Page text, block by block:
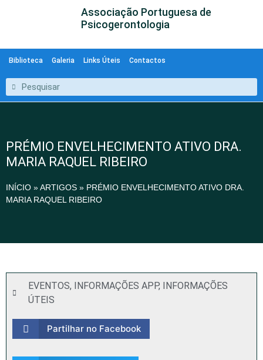
Associação Portuguesa de
Psicogerontologia
Biblioteca Galeria Links Úteis Contactos
PRÉMIO ENVELHECIMENTO ATIVO DRA.
MARIA RAQUEL RIBEIRO
INÍCIO »ARTIGOS » PRÉMIO ENVELHECIMENTO ATIVO DRA.
MARIA RAQUEL RIBEIRO
EVENTOS, INFORMAÇÕES APP, INFORMAÇÕES
ÚTEIS
Partilhar no Facebook